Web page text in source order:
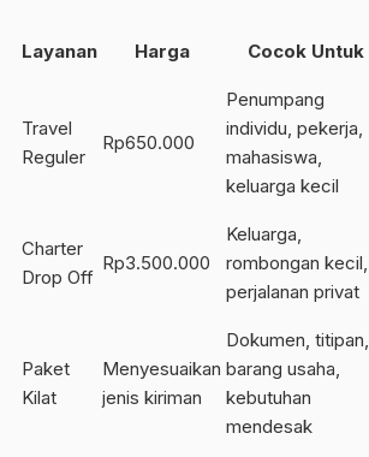
Layanan Harga Cocok Untuk
Travel
Reguler
Rp650.000
Penumpang
individu, pekerja,
mahasiswa,
keluarga kecil
Charter
Drop Off
Rp3.500.000
Keluarga,
rombongan kecil,
perjalanan privat
Paket
Kilat
Menyesuaikan
jenis kiriman
Dokumen, titipan,
barang usaha,
kebutuhan
mendesak